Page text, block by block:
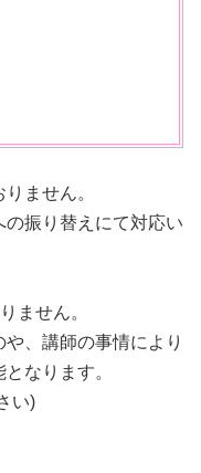
ません。
振り替えにて対応い
ません。
、講師の事情により
なります。
い)